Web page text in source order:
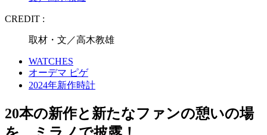
CREDIT :
取材・文／高木教雄
WATCHES
オーデマ ピゲ
2024年新作時計
20本の新作と新たなファンの憩いの場